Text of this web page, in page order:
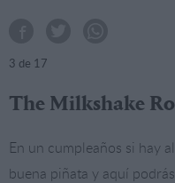
3 de 17
The Milkshake
En un cumpleaños si hay
buena piñata y aquí